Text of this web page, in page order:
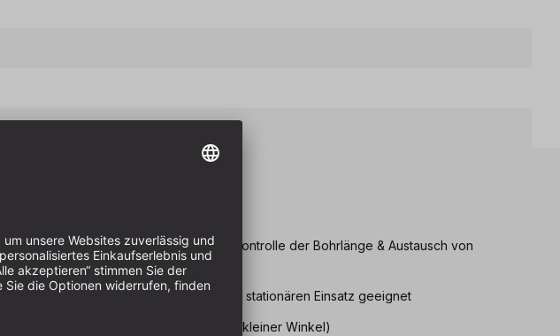
Nutzerfreundliches Design für einfache Kontrolle der Bohrlänge & Austausch von
Zubehör
Sowohl für den Freihandbetrieb, als auch stationären Einsatz geeignet
HSS-Spiralbohrer mit schlanker Spannut (kleiner Winkel)